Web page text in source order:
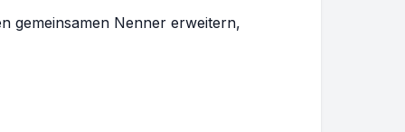
gemeinsamen Nenner erweitern,